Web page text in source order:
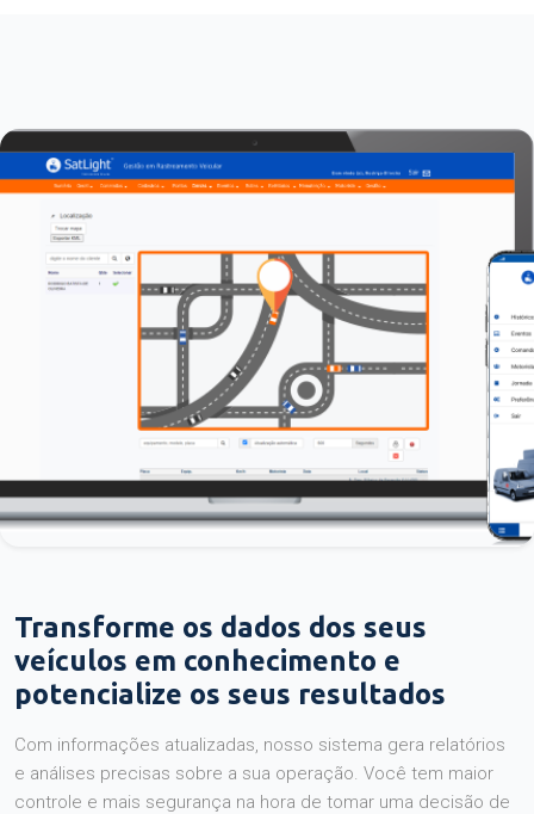
Transforme os dados dos seus
veículos em conhecimento e
potencialize os seus resultados
Com informações atualizadas, nosso sistema gera relatórios
e análises precisas sobre a sua operação. Você tem maior
controle e mais segurança na hora de tomar uma decisão de